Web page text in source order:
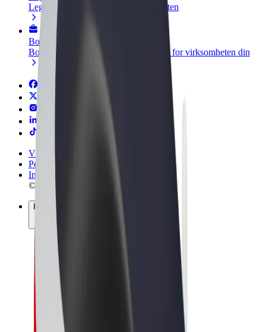
Legg til flåten din i Bolt og øk inntekten
Bolt for Business
Bolt-produkter og tjenester oppskalert for virksomheten din
Vilkår og betingelser
Personvern
Informasjonskapsler
© 2026 Bolt Technology OÜ
Produkter
Turer
Sparkesykler
Bolt Market
Bolt Food
Bolt Drive